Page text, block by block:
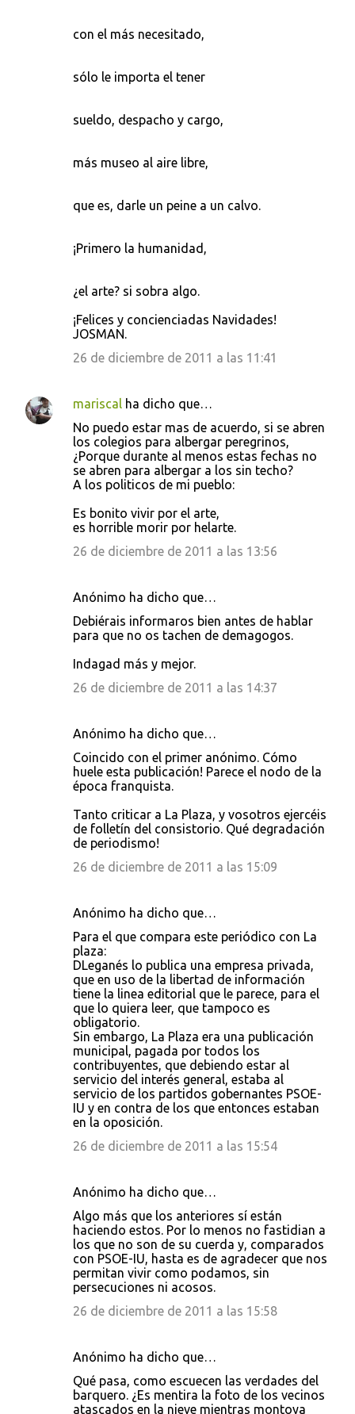
con el más necesitado,
sólo le importa el tener
sueldo, despacho y cargo,
más museo al aire libre,
que es, darle un peine a un calvo.
¡Primero la humanidad,
¿el arte? si sobra algo.
¡Felices y concienciadas Navidades!
JOSMAN.
26 de diciembre de 2011 a las 11:41
mariscal ha dicho que…
No puedo estar mas de acuerdo, si se abren
los colegios para albergar peregrinos,
¿Porque durante al menos estas fechas no
se abren para albergar a los sin techo?
A los politicos de mi pueblo:
Es bonito vivir por el arte,
es horrible morir por helarte.
26 de diciembre de 2011 a las 13:56
Anónimo ha dicho que…
Debiérais informaros bien antes de hablar
para que no os tachen de demagogos.
Indagad más y mejor.
26 de diciembre de 2011 a las 14:37
Anónimo ha dicho que…
Coincido con el primer anónimo. Cómo
huele esta publicación! Parece el nodo de la
época franquista.
Tanto criticar a La Plaza, y vosotros ejercéis
de folletín del consistorio. Qué degradación
de periodismo!
26 de diciembre de 2011 a las 15:09
Anónimo ha dicho que…
Para el que compara este periódico con La
plaza:
DLeganés lo publica una empresa privada,
que en uso de la libertad de información
tiene la linea editorial que le parece, para el
que lo quiera leer, que tampoco es
obligatorio.
Sin embargo, La Plaza era una publicación
municipal, pagada por todos los
contribuyentes, que debiendo estar al
servicio del interés general, estaba al
servicio de los partidos gobernantes PSOE-
IU y en contra de los que entonces estaban
en la oposición.
26 de diciembre de 2011 a las 15:54
Anónimo ha dicho que…
Algo más que los anteriores sí están
haciendo estos. Por lo menos no fastidian a
los que no son de su cuerda y, comparados
con PSOE-IU, hasta es de agradecer que nos
permitan vivir como podamos, sin
persecuciones ni acosos.
26 de diciembre de 2011 a las 15:58
Anónimo ha dicho que…
Qué pasa, como escuecen las verdades del
barquero. ¿Es mentira la foto de los vecinos
atascados en la nieve mientras montoya